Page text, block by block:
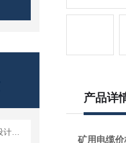
产品详
矿用电缆